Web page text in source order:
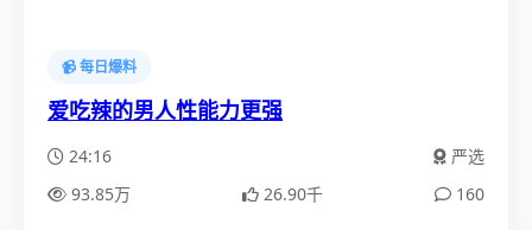
📹 每日爆料
爱吃辣的男人性能力更强
24:16
严选
93.85万
26.90千 160